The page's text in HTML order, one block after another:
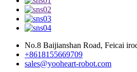
No.8 Baijianshan Road, Feicai
+8618155669709
sales@yooheart-robot.com